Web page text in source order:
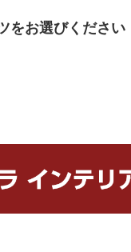
をお選びください